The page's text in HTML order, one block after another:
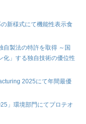
新様式にて機能性表示食
自製法の特許を取得 ～国
化」する独自技術の優位性
2025にて年間最優
」環境部門にてプロテオ